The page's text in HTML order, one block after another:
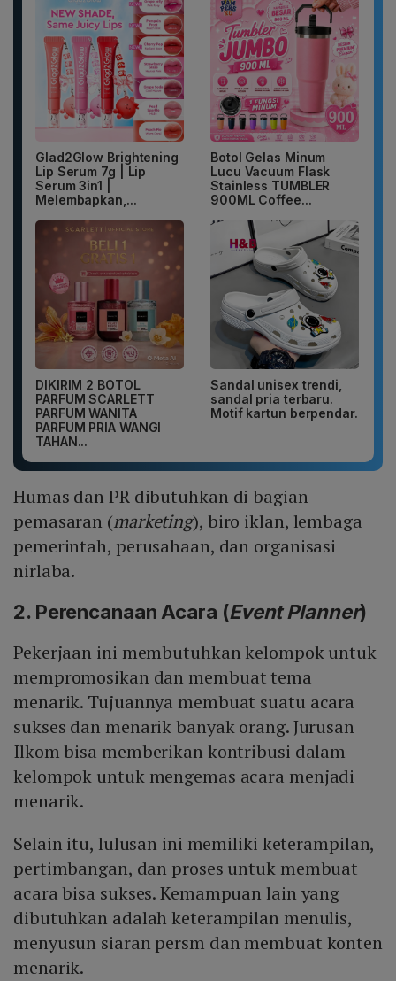
Glad2Glow Brightening
Lip Serum 7g | Lip
Serum 3in1 |
Melembapkan,...
Botol Gelas Minum
Lucu Vacuum Flask
Stainless TUMBLER
900ML Coffee...
DIKIRIM 2 BOTOL
PARFUM SCARLETT
PARFUM WANITA
PARFUM PRIA WANGI
TAHAN...
Sandal unisex trendi,
sandal pria terbaru.
Motif kartun berpendar.
Humas dan PR dibutuhkan di bagian
pemasaran (marketing), biro iklan, lembaga
pemerintah, perusahaan, dan organisasi
nirlaba.
2. Perencanaan Acara (Event Planner)
Pekerjaan ini membutuhkan kelompok untuk
mempromosikan dan membuat tema
menarik. Tujuannya membuat suatu acara
sukses dan menarik banyak orang. Jurusan
Ilkom bisa memberikan kontribusi dalam
kelompok untuk mengemas acara menjadi
menarik.
Selain itu, lulusan ini memiliki keterampilan,
pertimbangan, dan proses untuk membuat
acara bisa sukses. Kemampuan lain yang
dibutuhkan adalah keterampilan menulis,
menyusun siaran persm dan membuat konten
menarik.